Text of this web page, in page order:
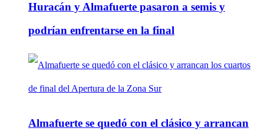
Huracán y Almafuerte pasaron a semis y
podrían enfrentarse en la final
Almafuerte se quedó con el clásico y arrancan